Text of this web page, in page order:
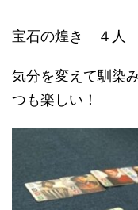
宝石の煌き ４人
気分を変えて馴染
つも楽しい！